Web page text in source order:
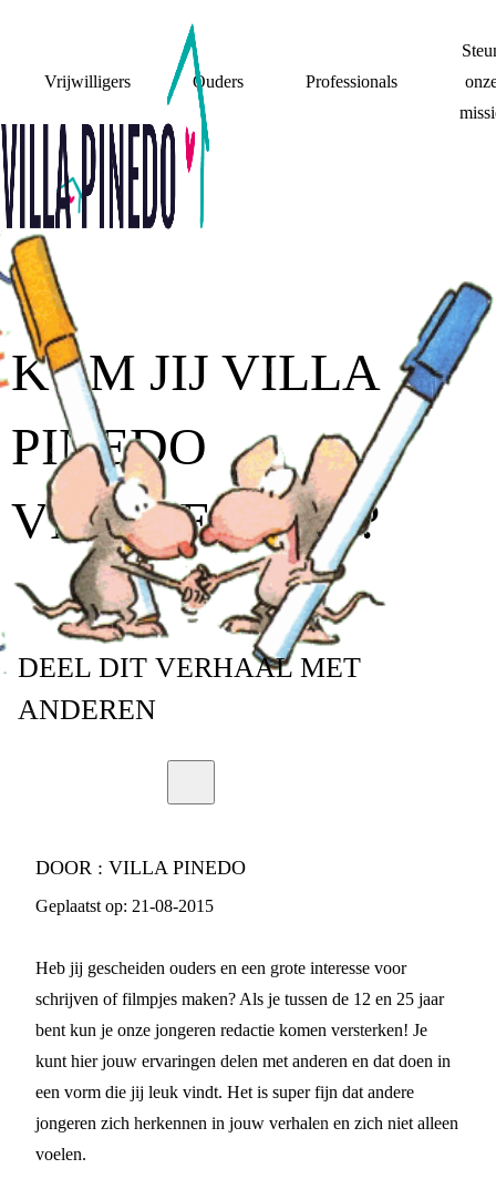
Vrijwilligers Ouders Professionals
KOM JIJ VILLA
PINEDO
VERSTERKEN?
DEEL DIT VERHAAL MET
ANDEREN
DOOR : VILLA PINEDO
Geplaatst op: 21-08-2015
Heb jij gescheiden ouders en een grote interesse voor
schrijven of filmpjes maken? Als je tussen de 12 en 25 jaar
bent kun je onze jongeren redactie komen versterken! Je
kunt hier jouw ervaringen delen met anderen en dat doen in
een vorm die jij leuk vindt. Het is super fijn dat andere
jongeren zich herkennen in jouw verhalen en zich niet alleen
voelen.